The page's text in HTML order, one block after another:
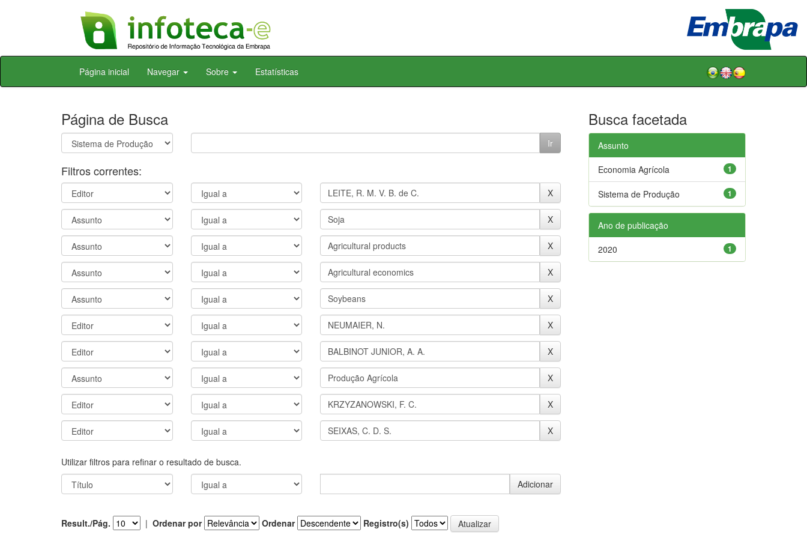
Skip
Página inicial Navegar Sobre Estatísticas
Página de Busca
Filtros correntes:
Utilizar filtros para refinar o resultado de busca.
Result./Pág. | Ordenar por Ordenar Registro(s)
Busca facetada
Assunto
1
Economia Agrícola
1
Sistema de Produção
Ano de publicação
1
2020